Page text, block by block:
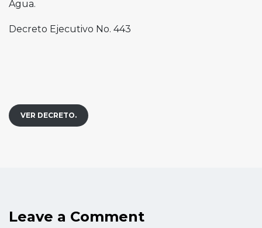
Agua.
Decreto Ejecutivo No. 443
VER DECRETO.
Leave a Comment